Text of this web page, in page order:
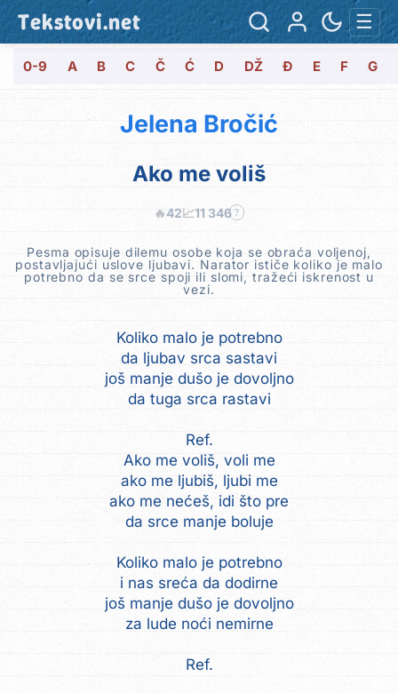
Tekstovi.net ☰
0-9 A B C Č Ć D DŽ Đ E F G
Jelena Bročić
Ako me voliš
🔥42📈11 346 ?
Pesma opisuje dilemu osobe koja se obraća voljenoj,
postavljajući uslove ljubavi. Narator ističe koliko je malo
potrebno da se srce spoji ili slomi, tražeći iskrenost u
vezi.
Koliko malo je potrebno
da ljubav srca sastavi
još manje dušo je dovoljno
da tuga srca rastavi
Ref.
Ako me voliš, voli me
ako me ljubiš, ljubi me
ako me nećeš, idi što pre
da srce manje boluje
Koliko malo je potrebno
i nas sreća da dodirne
još manje dušo je dovoljno
za lude noći nemirne
Ref.